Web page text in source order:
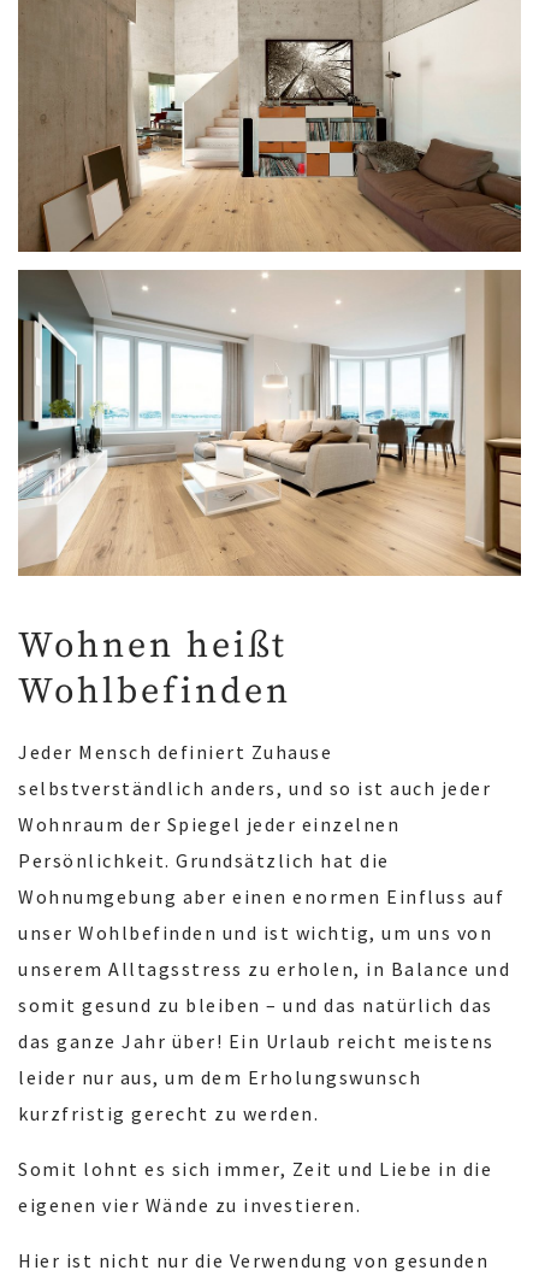
Wohnen heißt
Wohlbefinden
Jeder Mensch definiert Zuhause
selbstverständlich anders, und so ist auch jeder
Wohnraum der Spiegel jeder einzelnen
Persönlichkeit. Grundsätzlich hat die
Wohnumgebung aber einen enormen Einfluss auf
unser Wohlbefinden und ist wichtig, um uns von
unserem Alltagsstress zu erholen, in Balance und
somit gesund zu bleiben – und das natürlich das
das ganze Jahr über! Ein Urlaub reicht meistens
leider nur aus, um dem Erholungswunsch
kurzfristig gerecht zu werden.
Somit lohnt es sich immer, Zeit und Liebe in die
eigenen vier Wände zu investieren.
Hier ist nicht nur die Verwendung von gesunden